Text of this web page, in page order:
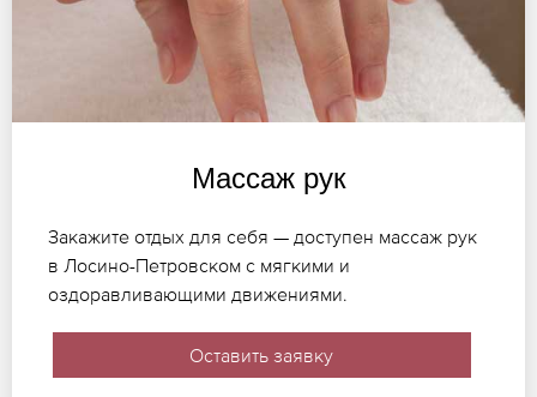
Массаж рук
Закажите отдых для себя — доступен массаж рук
в Лосино-Петровском с мягкими и
оздоравливающими движениями.
Оставить заявку